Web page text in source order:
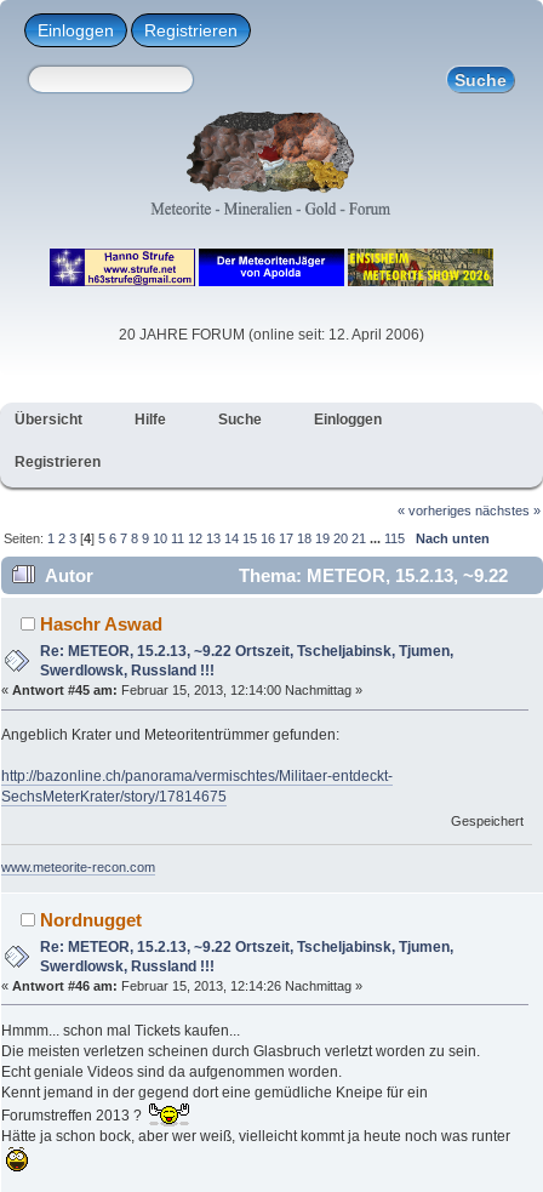
Einloggen Registrieren
20 JAHRE FORUM (online seit: 12. April 2006)
Übersicht Hilfe Suche Einloggen
Registrieren
« vorheriges nächstes »
Seiten: 1 2 3 [4]5 6 7 8 9 10 11 12 13 14 15 16 17 18 19 20 21 ... 115 Nach unten
Autor
Thema: METEOR, 15.2.13, ~9.22
Ortszeit, Tscheljabinsk, Tjumen, Swerdlowsk, Russland !!!
(Gelesen 844919 mal)
Haschr Aswad
Re: METEOR, 15.2.13, ~9.22 Ortszeit, Tscheljabinsk, Tjumen,
Swerdlowsk, Russland !!!
« Antwort #45 am: Februar 15, 2013, 12:14:00 Nachmittag »
Angeblich Krater und Meteoritentrümmer gefunden:
http://bazonline.ch/panorama/vermischtes/Militaer-entdeckt-
SechsMeterKrater/story/17814675
Gespeichert
www.meteorite-recon.com
Nordnugget
Re: METEOR, 15.2.13, ~9.22 Ortszeit, Tscheljabinsk, Tjumen,
Swerdlowsk, Russland !!!
« Antwort #46 am: Februar 15, 2013, 12:14:26 Nachmittag »
Hmmm... schon mal Tickets kaufen...
Die meisten verletzen scheinen durch Glasbruch verletzt worden zu sein.
Echt geniale Videos sind da aufgenommen worden.
Kennt jemand in der gegend dort eine gemüdliche Kneipe für ein
Forumstreffen 2013 ?
Hätte ja schon bock, aber wer weiß, vielleicht kommt ja heute noch was runter